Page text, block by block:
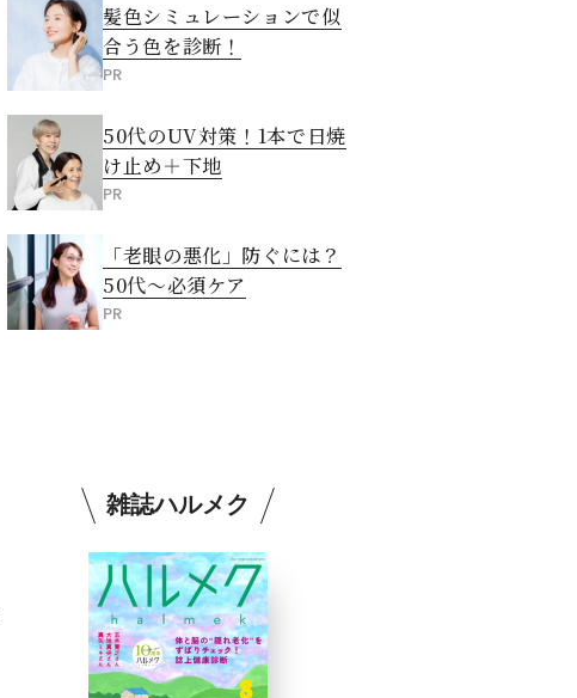
髪色シミュレーションで似
合う色を診断！
PR
50代のUV対策！1本で日焼
け止め＋下地
PR
「老眼の悪化」防ぐには？
50代～必須ケア
PR
雑誌ハルメク